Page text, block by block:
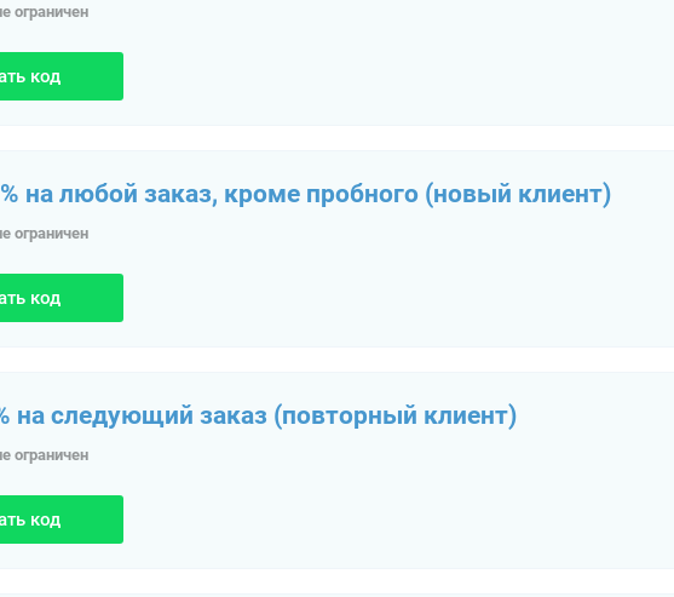
ограничен
код
на любой заказ, кроме пробного (новый клиент)
ограничен
код
на следующий заказ (повторный клиент)
ограничен
код